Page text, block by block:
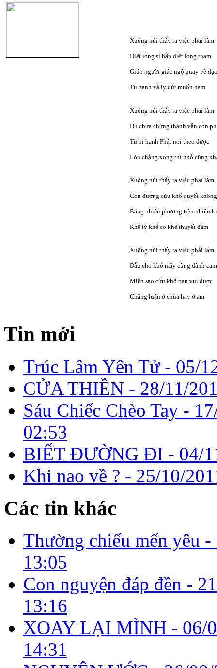
Xuống núi thấy ra việc phải làm
Diệt lòng si hận diệt lòng tham
Giúp người giác ngộ quay về đạo
Tu hạnh xả ly dứt muốn ham
Xuống núi thấy ra việc phải làm
Dù chưa chứng thánh vẫn còn
Từ bi hạnh Phật noi theo được
Lớn chẳng xong thì nhỏ cũng
Xuống núi thấy ra việc phải làm
Con đường cứu khổ quyết
Bằng nhiều phương tiện nhiều
Khế lý khế cơ khế thuyết đàm
Xuống núi thấy ra việc phải làm
Dẫu cho khó mấy cũng đành cam
Miễn sao cứu khổ ban vui được
Chẳng luận ở chùa hay ở am.
Tin mới
Trúc Lâm Yên Tử - 05/
CỬA THIỀN - 28/11/
Sáu Chiếc Chèo Tay -
02:53
BIẾT ĐƯỜNG ĐI - 04/
Khi nao về ? - 25/10/
Các tin khác
Thường chiếu mến yêu -
13:05
Con nguyện đáp đền -
13:16
XOAY LẠI MÌNH - 06/
14:31